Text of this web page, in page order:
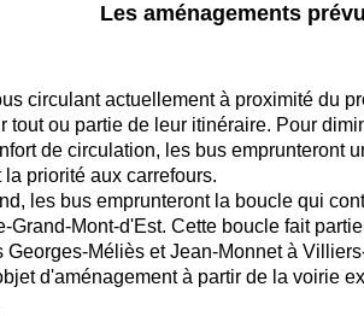
Les aménagements
circulant actuellement à proximité du
tout ou partie de leur itinéraire. Pour
de circulation, les bus emprunteront
priorité aux carrefours.
les bus emprunteront la boucle qui
Grand-Mont-d'Est. Cette boucle fait
Georges-Méliès et Jean-Monnet à
d'aménagement à partir de la voirie